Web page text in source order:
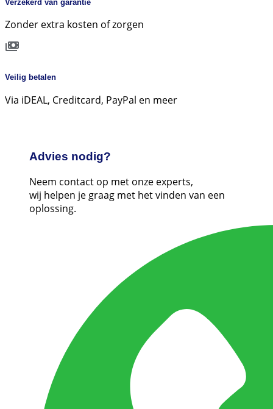
Verzekerd van garantie
Zonder extra kosten of zorgen
Veilig betalen
Via iDEAL, Creditcard, PayPal en meer
Advies nodig?
Neem contact op met onze experts,
wij helpen je graag met het vinden van een
oplossing.